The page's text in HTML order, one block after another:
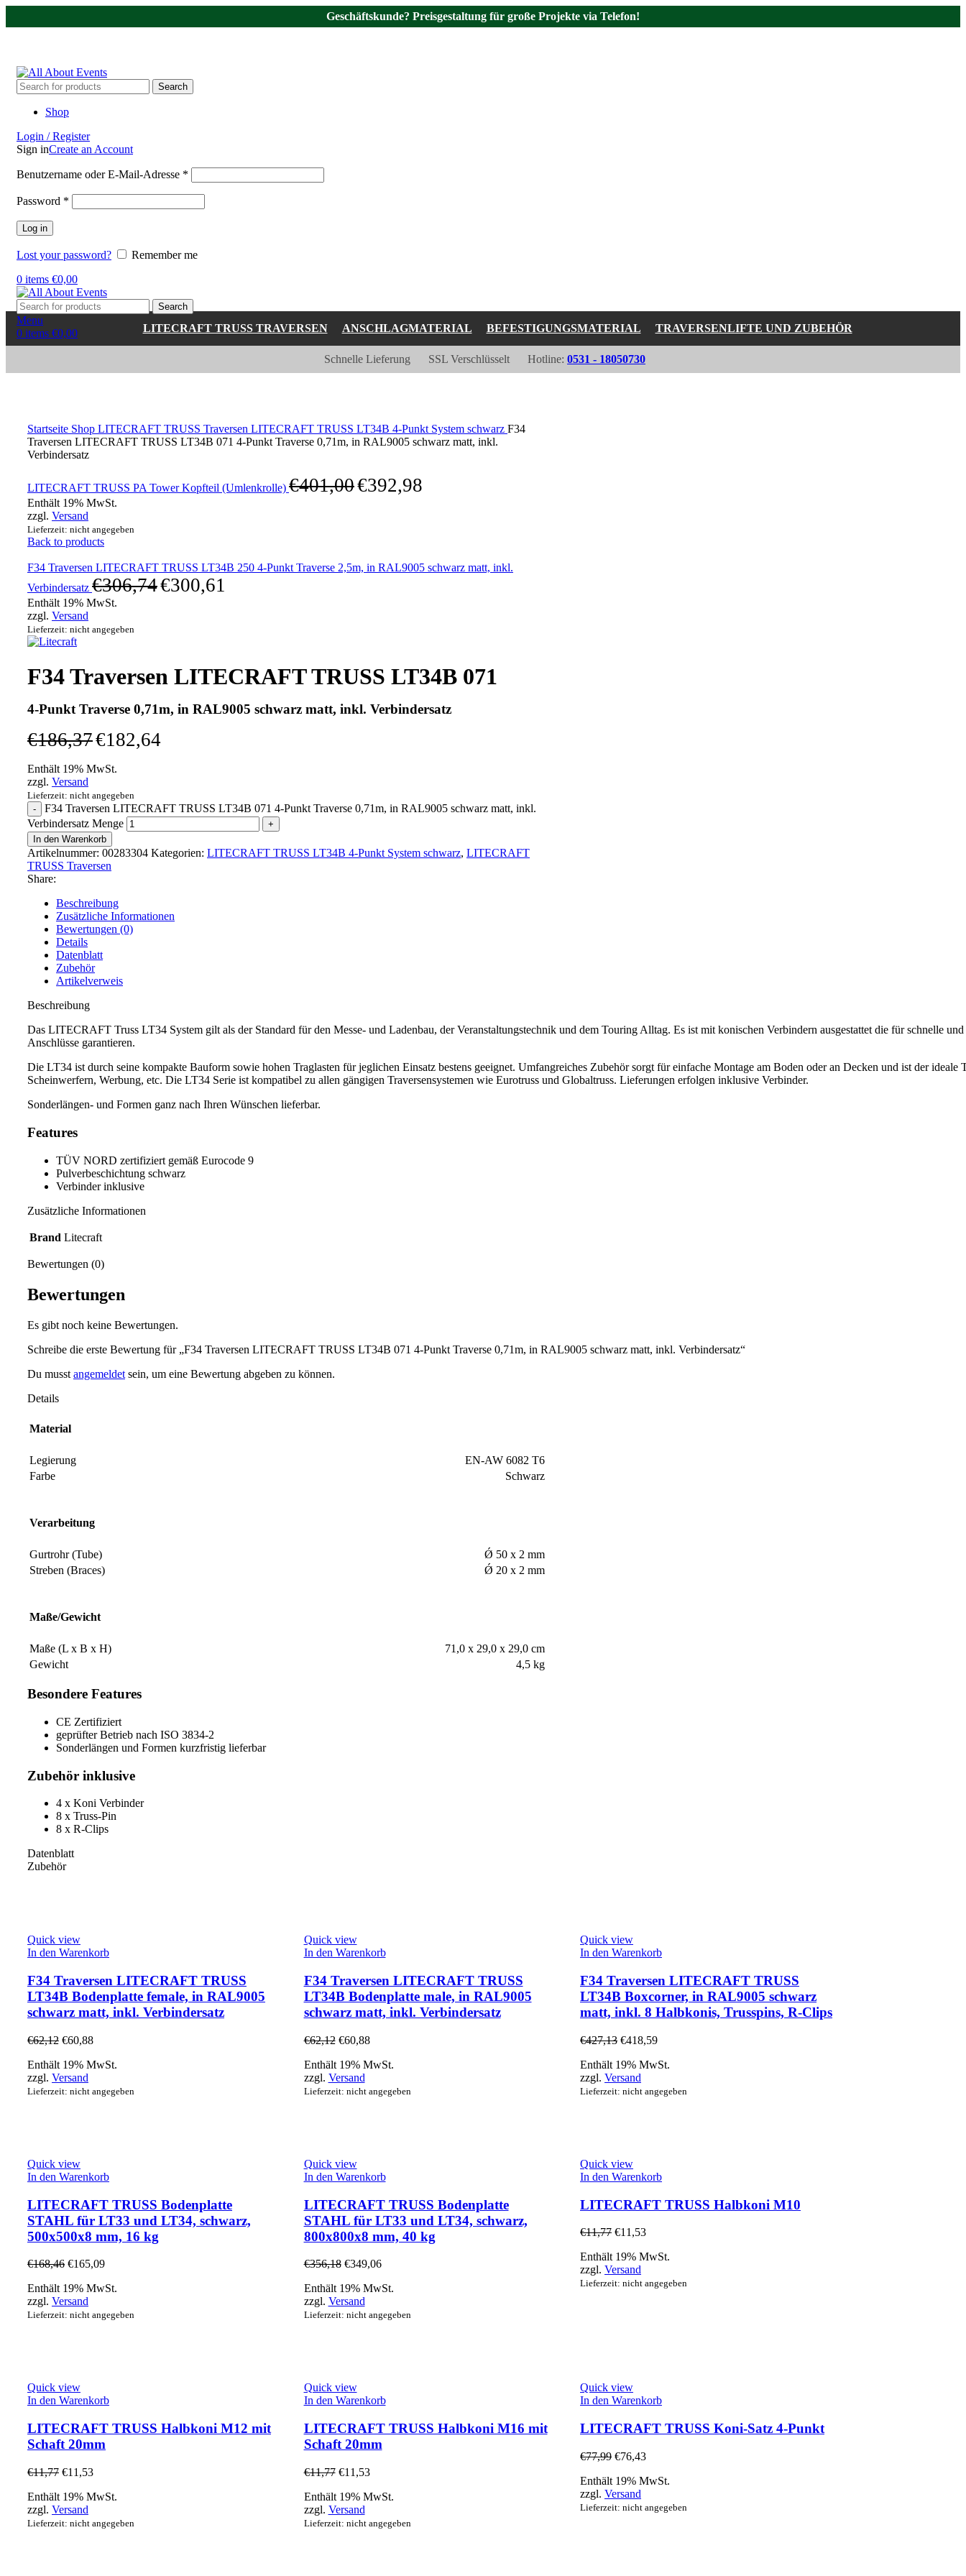
Geschäftskunde? Preisgestaltung für große Projekte via Telefon!
Search
Shop
Login / Register
Sign inCreate an Account
Benutzername oder E-Mail-Adresse *
Password *
Log in
Lost your password?
Remember me
0 items €0,00
Search
Menu
0 items €0,00 LITECRAFT TRUSS TRAVERSEN ANSCHLAGMATERIAL BEFESTIGUNGSMATERIAL TRAVERSENLIFTE UND ZUBEHÖR
Schnelle Lieferung SSL Verschlüsselt Hotline: 0531 - 18050730
Startseite Shop LITECRAFT TRUSS Traversen LITECRAFT TRUSS LT34B 4-Punkt System schwarz F34
Traversen LITECRAFT TRUSS LT34B 071 4-Punkt Traverse 0,71m, in RAL9005 schwarz matt, inkl.
Verbindersatz
LITECRAFT TRUSS PA Tower Kopfteil (Umlenkrolle) €401,00€392,98
Enthält 19% MwSt.
zzgl. Versand
Lieferzeit: nicht angegeben
Back to products
F34 Traversen LITECRAFT TRUSS LT34B 250 4-Punkt Traverse 2,5m, in RAL9005 schwarz matt, inkl.
Verbindersatz €306,74€300,61
Enthält 19% MwSt.
zzgl. Versand
Lieferzeit: nicht angegeben
F34 Traversen LITECRAFT TRUSS LT34B 071
4-Punkt Traverse 0,71m, in RAL9005 schwarz matt, inkl. Verbindersatz
€186,37€182,64
Enthält 19% MwSt.
zzgl. Versand
Lieferzeit: nicht angegeben
F34 Traversen LITECRAFT TRUSS LT34B 071 4-Punkt Traverse 0,71m, in RAL9005 schwarz matt, inkl.
Verbindersatz Menge
In den Warenkorb
Artikelnummer: 00283304 Kategorien: LITECRAFT TRUSS LT34B 4-Punkt System schwarz, LITECRAFT
TRUSS Traversen
Share:
Beschreibung
Zusätzliche Informationen
Bewertungen (0)
Details
Datenblatt
Zubehör
Artikelverweis
Beschreibung
Das LITECRAFT Truss LT34 System gilt als der Standard für den Messe- und Ladenbau, der Veranstaltungstechnik und dem Touring Alltag. Es ist mit konischen Verbindern ausgestattet die für schnelle und
Anschlüsse garantieren.
Die LT34 ist durch seine kompakte Bauform sowie hohen Traglasten für jeglichen Einsatz bestens geeignet. Umfangreiches Zubehör sorgt für einfache Montage am Boden oder an Decken und ist der ideale
Scheinwerfern, Werbung, etc. Die LT34 Serie ist kompatibel zu allen gängigen Traversensystemen wie Eurotruss und Globaltruss. Lieferungen erfolgen inklusive Verbinder.
Sonderlängen- und Formen ganz nach Ihren Wünschen lieferbar.
Features
TÜV NORD zertifiziert gemäß Eurocode 9
Pulverbeschichtung schwarz
Verbinder inklusive
Zusätzliche Informationen
Brand Litecraft
Bewertungen (0)
Bewertungen
Es gibt noch keine Bewertungen.
Schreibe die erste Bewertung für „F34 Traversen LITECRAFT TRUSS LT34B 071 4-Punkt Traverse 0,71m, in RAL9005 schwarz matt, inkl. Verbindersatz“
Du musst angemeldet sein, um eine Bewertung abgeben zu können.
Details
Material
Legierung
EN-AW 6082 T6
Farbe
Schwarz
Verarbeitung
Gurtrohr (Tube)
Ǿ 50 x 2 mm
Streben (Braces)
Ǿ 20 x 2 mm
Maße/Gewicht
Maße (L x B x H)
71,0 x 29,0 x 29,0 cm
Gewicht
4,5 kg
Besondere Features
CE Zertifiziert
geprüfter Betrieb nach ISO 3834-2
Sonderlängen und Formen kurzfristig lieferbar
Zubehör inklusive
4 x Koni Verbinder
8 x Truss-Pin
8 x R-Clips
Datenblatt
Zubehör
Quick view
In den Warenkorb
F34 Traversen LITECRAFT TRUSS
LT34B Bodenplatte female, in RAL9005
schwarz matt, inkl. Verbindersatz
€62,12 €60,88
Enthält 19% MwSt.
zzgl. Versand
Lieferzeit: nicht angegeben
Quick view
In den Warenkorb
F34 Traversen LITECRAFT TRUSS
LT34B Bodenplatte male, in RAL9005
schwarz matt, inkl. Verbindersatz
€62,12 €60,88
Enthält 19% MwSt.
zzgl. Versand
Lieferzeit: nicht angegeben
Quick view
In den Warenkorb
F34 Traversen LITECRAFT TRUSS
LT34B Boxcorner, in RAL9005 schwarz
matt, inkl. 8 Halbkonis, Trusspins, R-Clips
€427,13 €418,59
Enthält 19% MwSt.
zzgl. Versand
Lieferzeit: nicht angegeben
Quick view
In den Warenkorb
LITECRAFT TRUSS Bodenplatte
STAHL für LT33 und LT34, schwarz,
500x500x8 mm, 16 kg
€168,46 €165,09
Enthält 19% MwSt.
zzgl. Versand
Lieferzeit: nicht angegeben
Quick view
In den Warenkorb
LITECRAFT TRUSS Bodenplatte
STAHL für LT33 und LT34, schwarz,
800x800x8 mm, 40 kg
€356,18 €349,06
Enthält 19% MwSt.
zzgl. Versand
Lieferzeit: nicht angegeben
Quick view
In den Warenkorb
LITECRAFT TRUSS Halbkoni M10
€11,77 €11,53
Enthält 19% MwSt.
zzgl. Versand
Lieferzeit: nicht angegeben
Quick view
In den Warenkorb
LITECRAFT TRUSS Halbkoni M12 mit
Schaft 20mm
€11,77 €11,53
Enthält 19% MwSt.
zzgl. Versand
Lieferzeit: nicht angegeben
Quick view
In den Warenkorb
LITECRAFT TRUSS Halbkoni M16 mit
Schaft 20mm
€11,77 €11,53
Enthält 19% MwSt.
zzgl. Versand
Lieferzeit: nicht angegeben
Quick view
In den Warenkorb
LITECRAFT TRUSS Koni-Satz 4-Punkt
€77,99 €76,43
Enthält 19% MwSt.
zzgl. Versand
Lieferzeit: nicht angegeben